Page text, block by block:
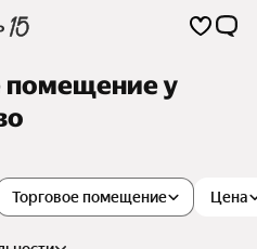
помещение у
Торговое помещение Цена